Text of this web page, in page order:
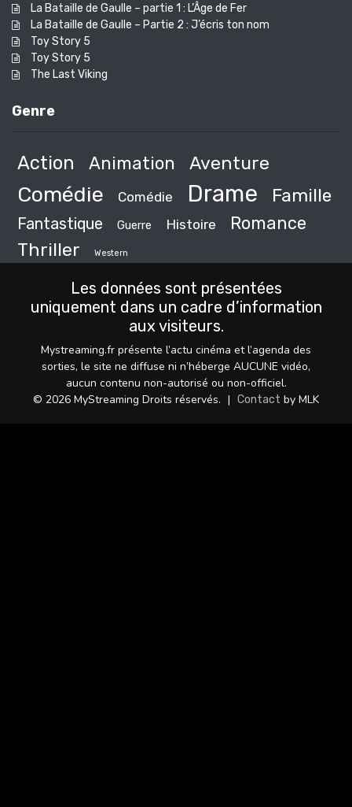
La Bataille de Gaulle – partie 1 : L’Âge de Fer
La Bataille de Gaulle – Partie 2 : J’écris ton nom
Toy Story 5
Toy Story 5
The Last Viking
Genre
Action Animation Aventure
Comédie Comédie Drame Famille
Fantastique Guerre Histoire Romance
Thriller Western
Les données sont présentées
uniquement dans un cadre d’information
aux visiteurs.
Mystreaming.fr présente l’actu cinéma et l’agenda des
sorties, le site ne diffuse ni n’héberge AUCUNE vidéo,
aucun contenu non-autorisé ou non-officiel.
© 2026 MyStreaming Droits réservés. | Contact by MLK